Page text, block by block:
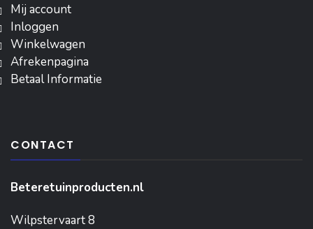
Mij account
Inloggen
‎Winkelwagen
Afrekenpagina
Betaal Informatie
CONTACT
Beteretuinproducten.nl
Wilpstervaart 8